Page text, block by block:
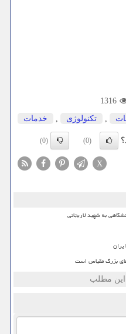
1316
, تكنولوژی , خدمات
(0)
(0)
X
به شهید لاریجانی
بزرگ مقیاس است
این مطلب